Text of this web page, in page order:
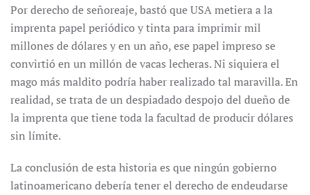
Por derecho de señoreaje, bastó que USA metiera a la
imprenta papel periódico y tinta para imprimir mil
millones de dólares y en un año, ese papel impreso se
convirtió en un millón de vacas lecheras. Ni siquiera el
mago más maldito podría haber realizado tal maravilla. En
realidad, se trata de un despiadado despojo del dueño de
la imprenta que tiene toda la facultad de producir dólares
sin límite.
La conclusión de esta historia es que ningún gobierno
latinoamericano debería tener el derecho de endeudarse